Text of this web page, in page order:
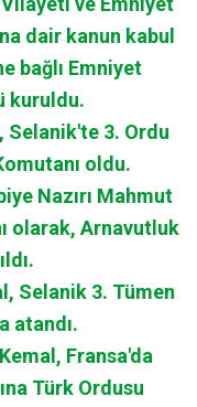
dair kanun kabul
bağlı Emniyet
kuruldu.
Selanik'te 3. Ordu
oldu.
Nazırı Mahmut
olarak, Arnavutluk
Selanik 3. Tümen
atandı.
Fransa'da
Türk Ordusu